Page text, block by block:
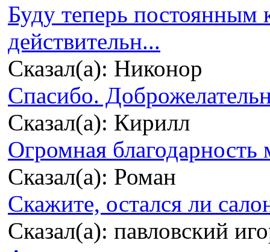
Буду теперь
действительн...
Сказал(а): Никонор
Спасибо.
Сказал(а): Кирилл
Огромная благодарность
Сказал(а): Роман
Скажите, остался ли
Сказал(а): павловский